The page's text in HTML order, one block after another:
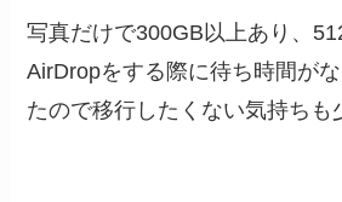
写真だけで300GB以上あり、
AirDropをする際に待ち時間が
たので移行したくない気持ちも